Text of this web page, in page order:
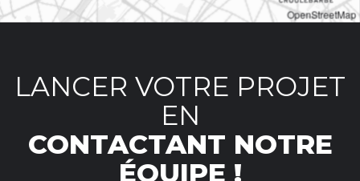
OpenStreetMap
LANCER VOTRE PROJET
EN
CONTACTANT NOTRE
ÉQUIPE !